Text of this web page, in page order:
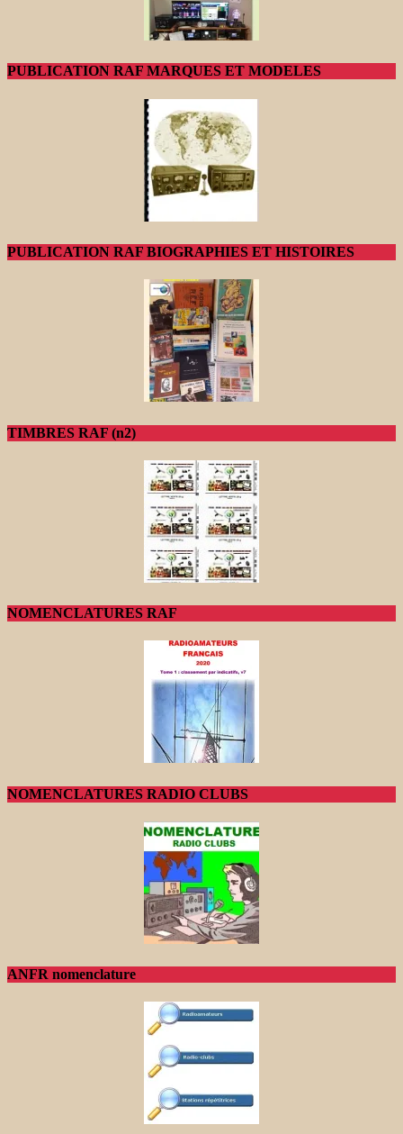
PUBLICATION RAF MARQUES ET MODELES
PUBLICATION RAF BIOGRAPHIES ET HISTOIRES
TIMBRES RAF (n2)
NOMENCLATURES RAF
NOMENCLATURES RADIO CLUBS
ANFR nomenclature